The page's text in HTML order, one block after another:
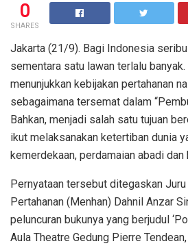
0
SHARES
Jakarta (21/9). Bagi Indonesia
sementara satu lawan terlalu
menunjukkan kebijakan pertahanan
sebagaimana tersemat dalam
Bahkan, menjadi salah satu tujuan
ikut melaksanakan ketertiban dunia
kemerdekaan, perdamaian abadi
Pernyataan tersebut ditegaskan
Pertahanan (Menhan) Dahnil Anzar
peluncuran bukunya yang berjudul
Aula Theatre Gedung Pierre